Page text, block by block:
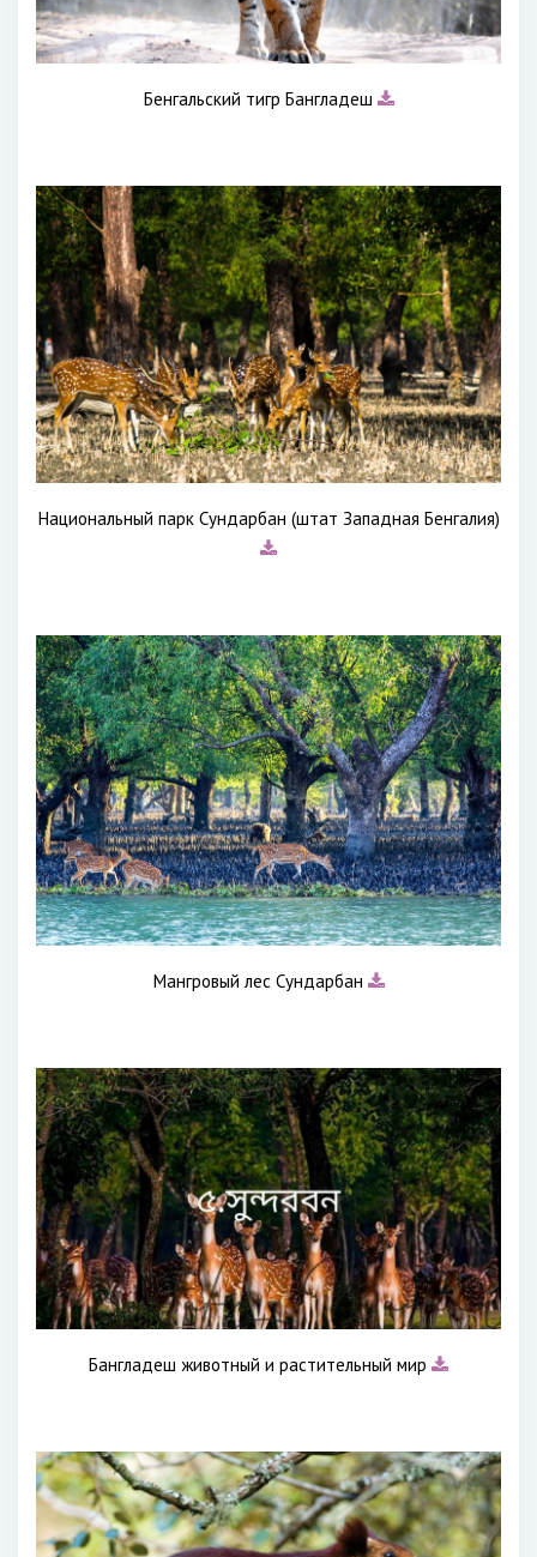
Бенгальский тигр Бангладеш
Национальный парк Сундарбан (штат Западная Бенгалия)
Мангровый лес Сундарбан
Бангладеш животный и растительный мир